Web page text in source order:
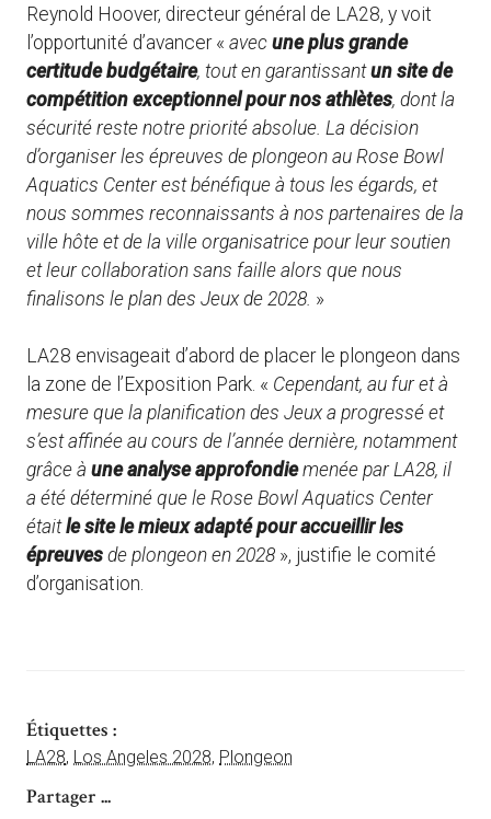
Reynold Hoover, directeur général de LA28, y voit
l’opportunité d’avancer « avec une plus grande
certitude budgétaire, tout en garantissantun site de
compétition exceptionnel pour nos athlètes, dont la
sécurité reste notre priorité absolue. La décision
d’organiser les épreuves de plongeon au Rose Bowl
Aquatics Center est bénéfique à tous les égards, et
nous sommes reconnaissants à nos partenaires de la
ville hôte et de la ville organisatrice pour leur soutien
et leur collaboration sans faille alors que nous
finalisons le plan des Jeux de 2028. »
LA28 envisageait d’abord de placer le plongeon dans
la zone de l’Exposition Park. « Cependant, au fur et à
mesure que la planification des Jeux a progressé et
s’est affinée au cours de l’année dernière, notamment
grâce à une analyse approfondiemenée par LA28, il
a été déterminé que le Rose Bowl Aquatics Center
étaitle site le mieux adapté pour accueillir les
épreuves de plongeon en 2028 », justifie le comité
d’organisation.
Étiquettes :
LA28, Los Angeles 2028, Plongeon
Partager ...